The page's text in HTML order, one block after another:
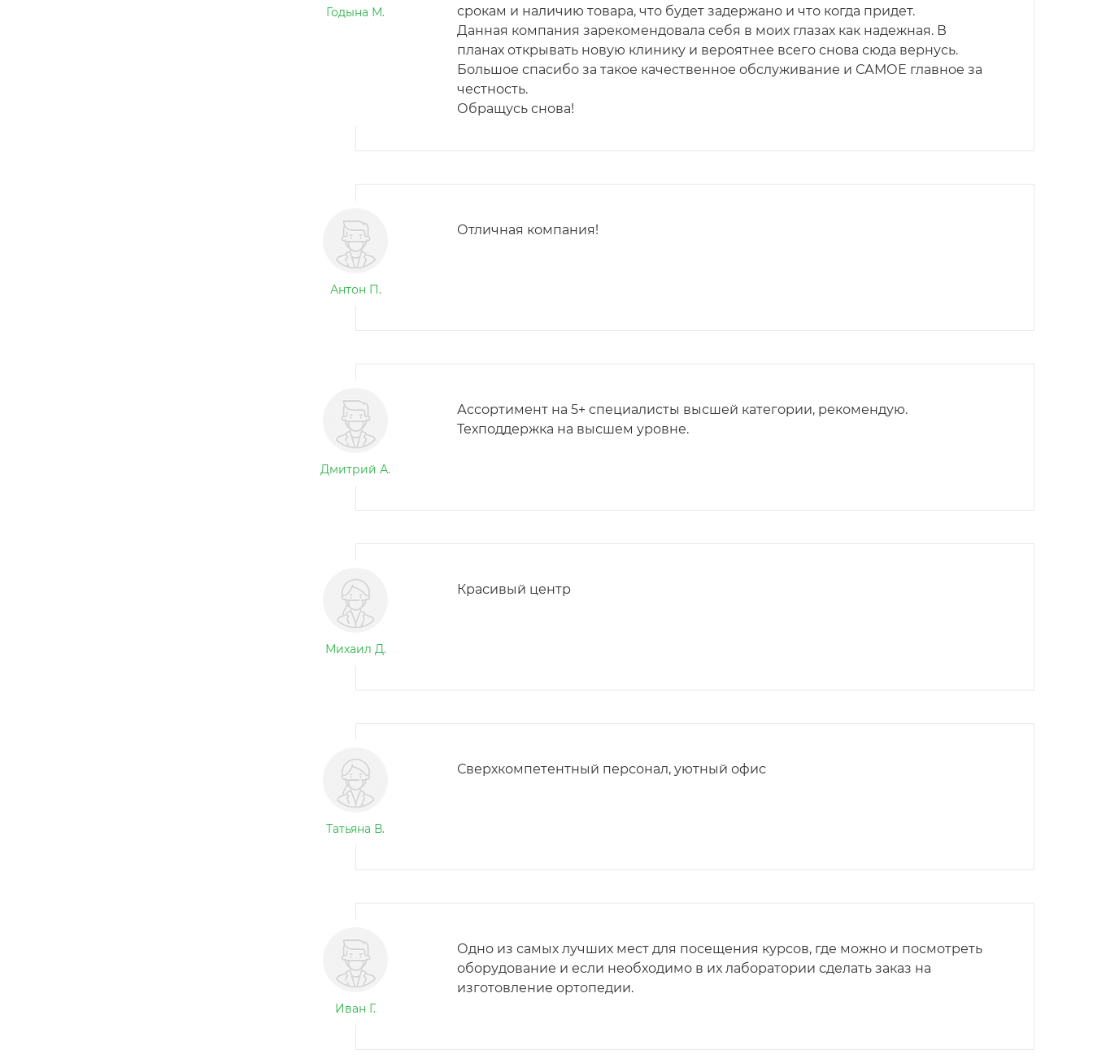
Годына М.
срокам и наличию товара, что будет задержано и что когда придет.
Данная компания зарекомендовала себя в моих глазах как надежная. В
планах открывать новую клинику и вероятнее всего снова сюда вернусь.
Большое спасибо за такое качественное обслуживание и САМОЕ главное за
честность.
Обращусь снова!
Антон П.
Отличная компания!
Дмитрий А.
Ассортимент на 5+ специалисты высшей категории, рекомендую.
Техподдержка на высшем уровне.
Михаил Д.
Красивый центр
Татьяна В.
Сверхкомпетентный персонал, уютный офис
Иван Г.
Одно из самых лучших мест для посещения курсов, где можно и посмотреть
оборудование и если необходимо в их лаборатории сделать заказ на
изготовление ортопедии.